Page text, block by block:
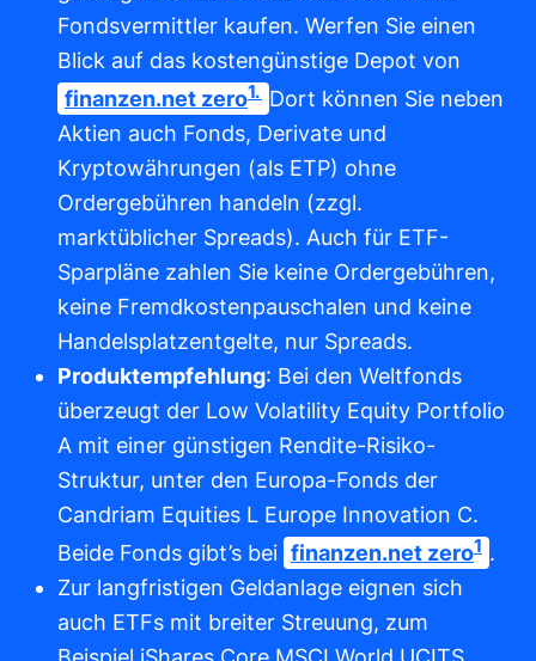
Fondsvermittler kaufen. Werfen Sie einen
Blick auf das kostengünstige Depot von
finanzen.net zero1. Dort können Sie neben
Aktien auch Fonds, Derivate und
Kryptowährungen (als ETP) ohne
Ordergebühren handeln (zzgl.
marktüblicher Spreads). Auch für ETF-
Sparpläne zahlen Sie keine Ordergebühren,
keine Fremdkostenpauschalen und keine
Handelsplatzentgelte, nur Spreads.
Produktempfehlung: Bei den Weltfonds
überzeugt der Low Volatility Equity Portfolio
A mit einer günstigen Rendite-Risiko-
Struktur, unter den Europa-Fonds der
Candriam Equities L Europe Innovation C.
Beide Fonds gibt’s bei finanzen.net zero1 .
Zur langfristigen Geldanlage eignen sich
auch ETFs mit breiter Streuung, zum